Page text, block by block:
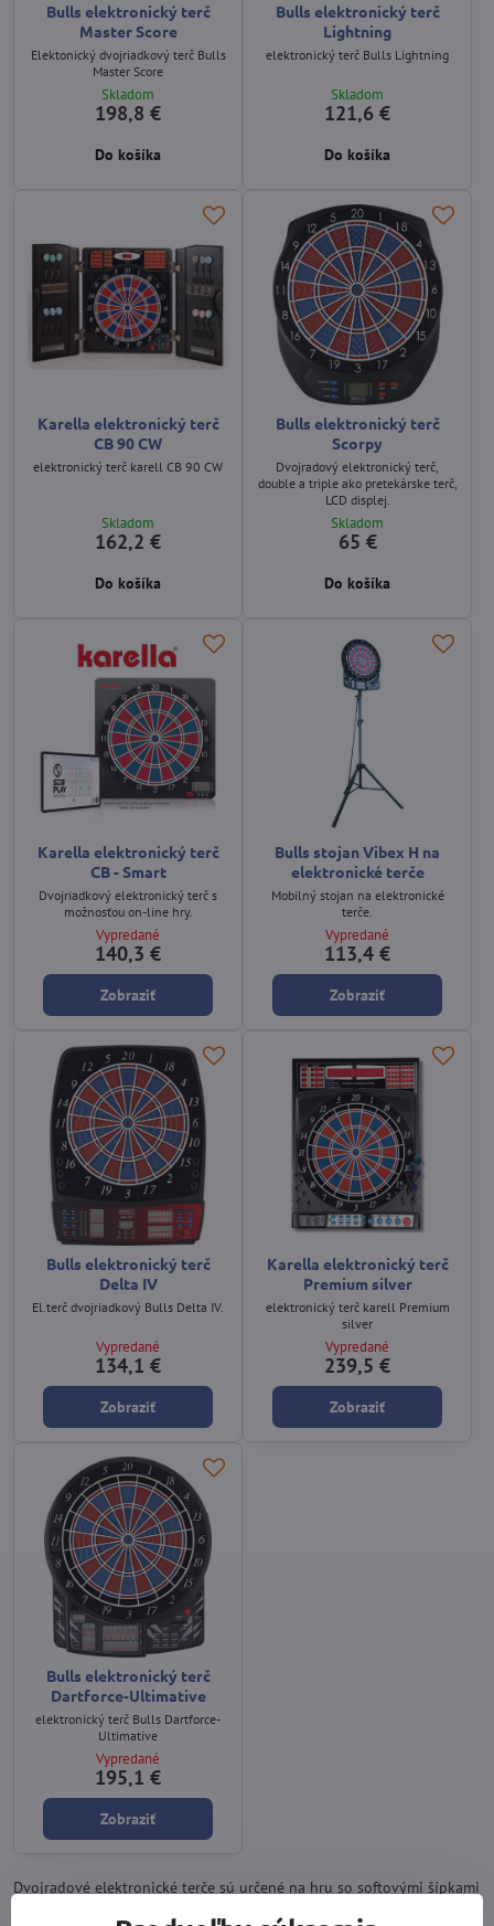
Bulls elektronický terč
Master Score
Elektonický dvojriadkový terč Bulls
Master Score
Skladom
198,8 €
Do košíka
Bulls elektronický terč
Lightning
elektronický terč Bulls Lightning
Skladom
121,6 €
Do košíka
Karella elektronický terč
CB 90 CW
elektronický terč karell CB 90 CW
Skladom
162,2 €
Do košíka
Bulls elektronický terč
Scorpy
Dvojradový elektronický terč,
double a triple ako pretekárske terč,
LCD displej.
Skladom
65 €
Do košíka
Karella elektronický terč
CB - Smart
Dvojriadkový elektronický terč s
možnosťou on-line hry.
Vypredané
140,3 €
Zobraziť
Bulls stojan Vibex H na
elektronické terče
Mobilný stojan na elektronické
terče.
Vypredané
113,4 €
Zobraziť
Bulls elektronický terč
Delta IV
El.terč dvojriadkový Bulls Delta IV.
Vypredané
134,1 €
Zobraziť
Karella elektronický terč
Premium silver
elektronický terč karell Premium
silver
Vypredané
239,5 €
Zobraziť
Bulls elektronický terč
Dartforce-Ultimative
elektronický terč Bulls Dartforce-
Ultimative
Vypredané
195,1 €
Zobraziť
Dvojradové elektronické terče sú určené na hru so softovými šípkami